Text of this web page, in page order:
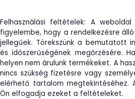
Felhasználási feltételek: A
figyelembe, hogy a rendelkezésre
jellegűek. Törekszünk a bemutatott
és időszerűségének megőrzésére.
helyen nem árulunk termékeket. A
nincs szükség fizetésre vagy
elérhető tartalom megtekintéséhez.
Ön elfogadja ezeket a feltételeket.